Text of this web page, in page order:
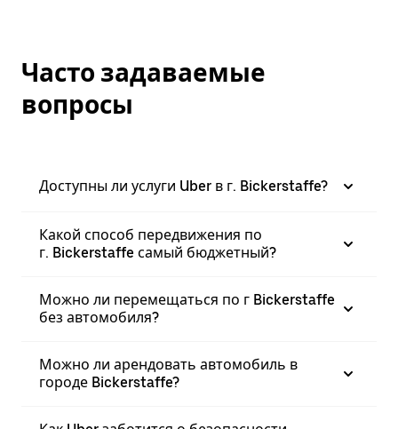
Часто задаваемые
вопросы
Доступны ли услуги Uber в г. Bickerstaffe?
Какой способ передвижения по
г. Bickerstaffe самый бюджетный?
Можно ли перемещаться по г Bickerstaffe
без автомобиля?
Можно ли арендовать автомобиль в
городе Bickerstaffe?